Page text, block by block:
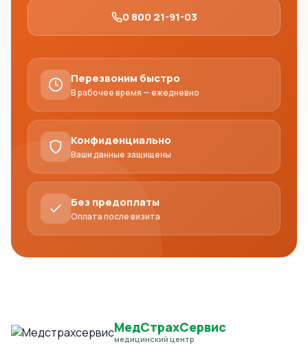
0 800 21-91-03
Перезвоним быстро
В рабочее время — ежедневно
Конфиденциально
Ваши данные защищены
Без предоплаты
Оплата после визита
МедСтрахСервис
медицинский центр